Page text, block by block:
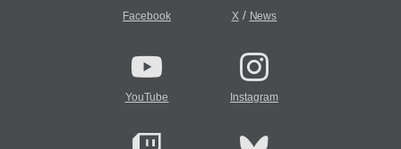
Facebook X/ News
YouTube Instagram